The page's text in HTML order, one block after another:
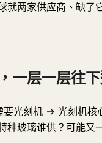
两家供应商、缺了
一层一层往下
光刻机 → 光刻机核
玻璃谁供？可能又